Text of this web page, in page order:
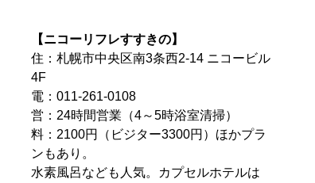
【ニコーリフレすすきの】
住：札幌市中央区南3条西2-14 ニコービル
4F
電：011-261-0108
営：24時間営業（4～5時浴室清掃）
料：2100円（ビジター3300円）ほかプラ
ンもあり。
水素風呂なども人気。カプセルホテルは